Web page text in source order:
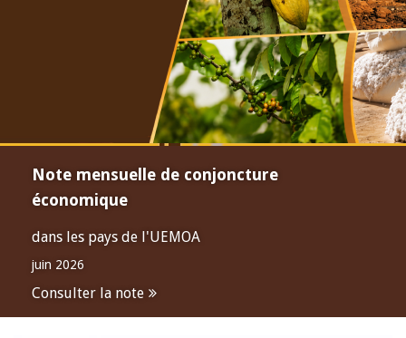
Note mensuelle de conjoncture
économique
dans les pays de l'UEMOA
juin 2026
Consulter la note